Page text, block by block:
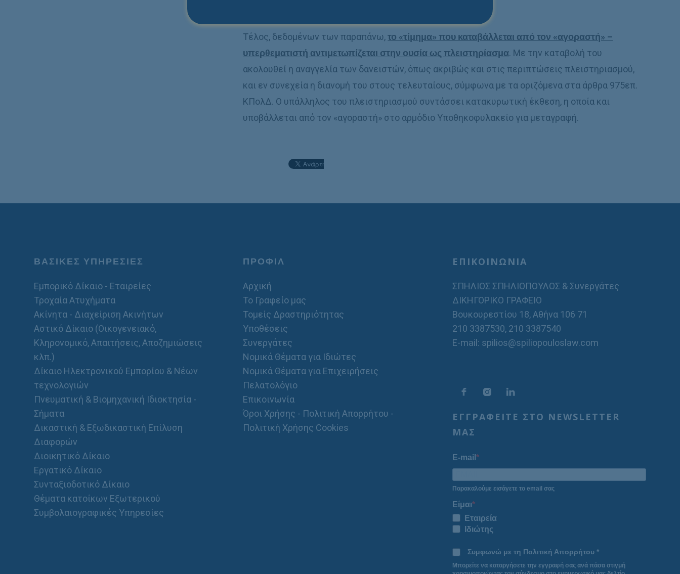
Τέλος, δεδομένων των παραπάνω,το «τίμημα» που καταβάλλεται από τον «αγοραστή» –
υπερθεματιστή αντιμετωπίζεται στην ουσία ως πλειστηρίασμα. Με την καταβολή του
ακολουθεί η αναγγελία των δανειστών, όπως ακριβώς και στις περιπτώσεις πλειστηριασμού,
και εν συνεχεία η διανομή του στους τελευταίους, σύμφωνα με τα οριζόμενα στα άρθρα 975επ.
ΚΠολΔ. Ο υπάλληλος του πλειστηριασμού συντάσσει κατακυρωτική έκθεση, η οποία και
υποβάλλεται από τον «αγοραστή» στο αρμόδιο Υποθηκοφυλακείο για μεταγραφή.
ΒΑΣΙΚΕΣ ΥΠΗΡΕΣΙΕΣ
Εμπορικό Δίκαιο - Εταιρείες
Τροχαία Ατυχήματα
Ακίνητα - Διαχείριση Ακινήτων
Αστικό Δίκαιο (Οικογενειακό,
Κληρονομικό, Απαιτήσεις, Αποζημιώσεις
κλπ.)
Δίκαιο Ηλεκτρονικού Εμπορίου & Νέων
τεχνολογιών
Πνευματική & Βιομηχανική Ιδιοκτησία -
Σήματα
Δικαστική & Εξωδικαστική Επίλυση
Διαφορών
Διοικητικό Δίκαιο
Εργατικό Δίκαιο
Συνταξιοδοτικό Δίκαιο
Θέματα κατοίκων Εξωτερικού
Συμβολαιογραφικές Υπηρεσίες
ΠΡΟΦΙΛ
Αρχική
Το Γραφείο μας
Τομείς Δραστηριότητας
Υποθέσεις
Συνεργάτες
Νομικά Θέματα για Ιδιώτες
Νομικά Θέματα για Επιχειρήσεις
Πελατολόγιο
Επικοινωνία
Όροι Χρήσης - Πολιτική Απορρήτου -
Πολιτική Χρήσης Cookies
ΕΠΙΚΟΙΝΩΝΙΑ
ΣΠΗΛΙΟΣ ΣΠΗΛΙΟΠΟΥΛΟΣ & Συνεργάτες
ΔΙΚΗΓΟΡΙΚΟ ΓΡΑΦΕΙΟ
Βουκουρεστίου 18, Αθήνα 106 71
210 3387530, 210 3387540
E-mail: spilios@spiliopouloslaw.com
ΕΓΓΡΑΦΕΙΤΕ ΣΤΟ NEWSLETTER
ΜΑΣ
E-mail
Παρακαλούμε εισάγετε το email σας
Είμαι
Εταιρεία
Ιδιώτης
Συμφωνώ με τη Πολιτική Απορρήτου *
Μπορείτε να καταργήσετε την εγγραφή σας ανά πάσα στιγμή